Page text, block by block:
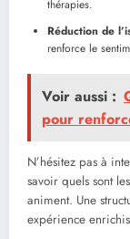
thérapies.
Réduction de
renforce le
Voir aussi :
pour
N’hésitez pas à
savoir quels sont
animent. Une
expérience